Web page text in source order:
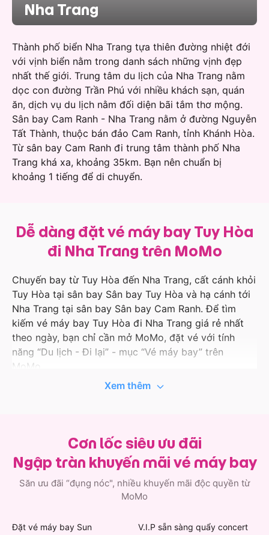
Nha Trang
Thành phố biển Nha Trang tựa thiên đường nhiệt đới
với vịnh biển nằm trong danh sách những vịnh đẹp
nhất thế giới. Trung tâm du lịch của Nha Trang nằm
dọc con đường Trần Phú với nhiều khách sạn, quán
ăn, dịch vụ du lịch nằm đối diện bãi tắm thơ mộng.
Sân bay Cam Ranh - Nha Trang nằm ở đường Nguyễn
Tất Thành, thuộc bán đảo Cam Ranh, tỉnh Khánh Hòa.
Từ sân bay Cam Ranh đi trung tâm thành phố Nha
Trang khá xa, khoảng 35km. Bạn nên chuẩn bị
khoảng 1 tiếng để di chuyển.
Dễ dàng đặt vé máy bay Tuy Hòa
đi Nha Trang trên MoMo
Chuyến bay từ Tuy Hòa đến Nha Trang, cất cánh khỏi
Tuy Hòa tại sân bay Sân bay Tuy Hòa và hạ cánh tới
Nha Trang tại sân bay Sân bay Cam Ranh. Để tìm
kiếm vé máy bay Tuy Hòa đi Nha Trang giá rẻ nhất
theo ngày, bạn chỉ cần mở MoMo, đặt vé với tính
năng “Du lịch - Đi lại” - mục “Vé máy bay” trên
MoMo.
Ứng dụng MoMo liên tục cập nhật thông tin hành
Airways, Pacific Airlines… Vì vậy, khi đặt vé máy bay
đi Tuy Hòa trên MoMo, bạn còn có cơ hội nhận thêm
các ưu đãi độc quyền đầy bất ngờ. Việc quản lý hành
trình bay của bạn cũng đơn giản hơn khi thông tin vé
máy bay Tuy Hòa đi Nha Trang được lưu ngay trong
Không chỉ có vé đi Nha Trang, MoMo còn có vô vàn
Xem thêm
Cơn lốc siêu ưu đãi
Ngập tràn khuyến mãi vé máy bay
Săn ưu đãi “đụng nóc", nhiều khuyến mãi độc quyền từ
MoMo
Đặt vé máy bay Sun
V.I.P sẵn sàng quẩy concert